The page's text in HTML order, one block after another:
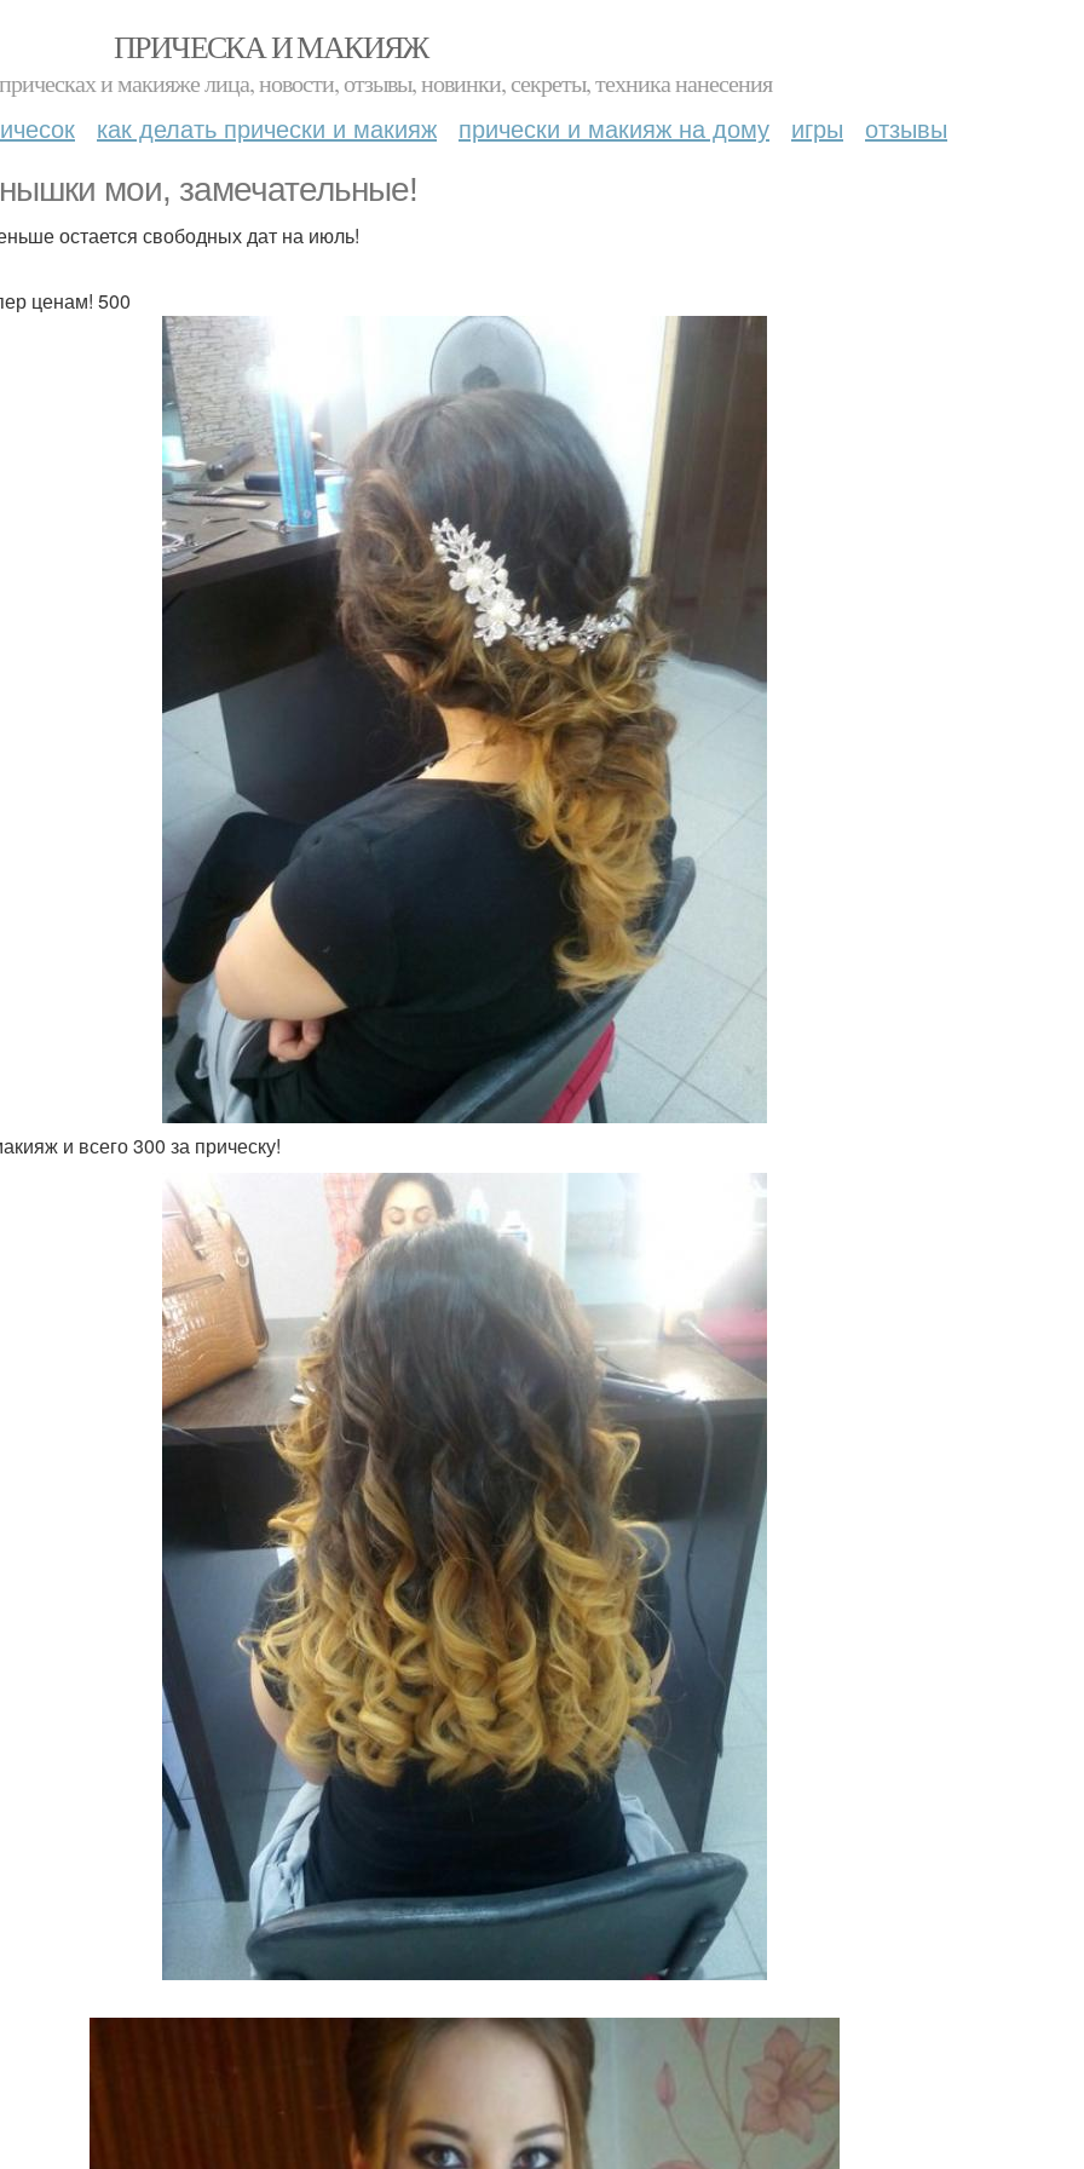
ПРИЧЕСКА И МАКИЯЖ
и макияже лица, новости, отзывы, новинки, секреты, техника нанесения
как делать прически и макияж прически и макияж на дому игры отзывы
мои, замечательные!
остается свободных дат на июль!
ценам! 500
и всего 300 за прическу!